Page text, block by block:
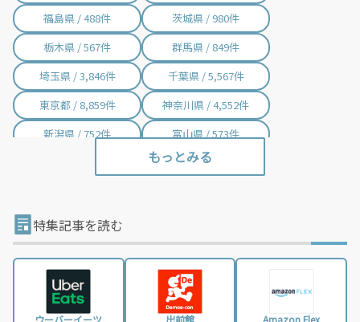
福島県 / 488件
茨城県 / 980件
栃木県 / 567件
群馬県 / 849件
埼玉県 / 3,846件
千葉県 / 5,567件
東京都 / 8,859件
神奈川県 / 4,552件
新潟県 / 752件
富山県 / 573件
福井県 / 384件
岐阜県 / 854件
愛知県 / 3,055件
三重県 / 1,001件
滋賀県 / 657件
京都府 / 1,464件
大阪府 / 3,370件
兵庫県 / 2,496件
特集記事を読む
ウーバーイーツ 出前館 Amazon Flex